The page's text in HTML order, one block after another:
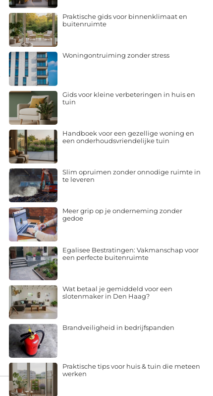
Praktische gids voor binnenklimaat en
buitenruimte
Woningontruiming zonder stress
Gids voor kleine verbeteringen in huis en
tuin
Handboek voor een gezellige woning en
een onderhoudsvriendelijke tuin
Slim opruimen zonder onnodige ruimte in
te leveren
Meer grip op je onderneming zonder
gedoe
Egalisee Bestratingen: Vakmanschap voor
een perfecte buitenruimte
Wat betaal je gemiddeld voor een
slotenmaker in Den Haag?
Brandveiligheid in bedrijfspanden
Praktische tips voor huis & tuin die meteen
werken